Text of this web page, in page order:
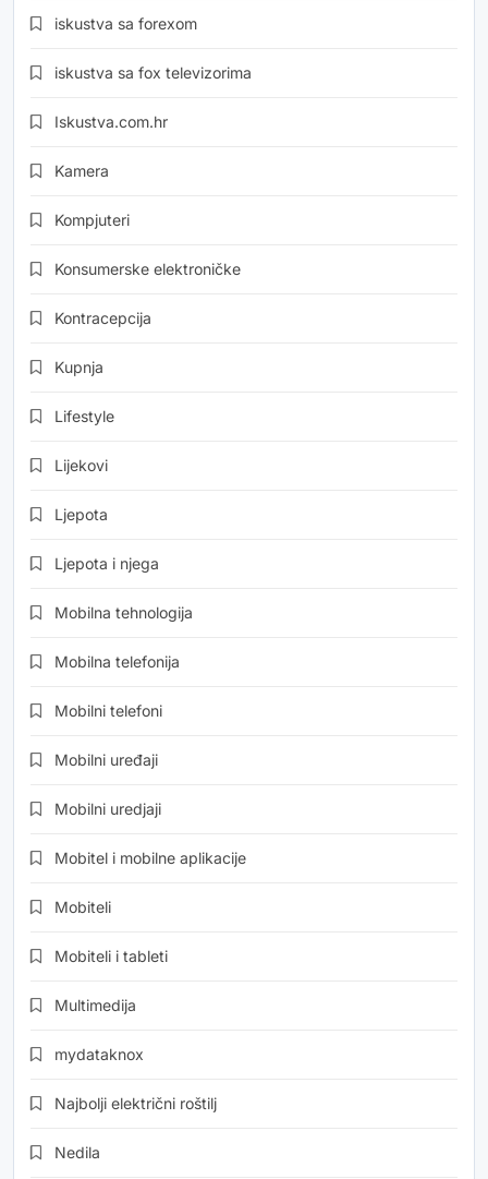
iskustva sa forexom
iskustva sa fox televizorima
Iskustva.com.hr
Kamera
Kompjuteri
Konsumerske elektroničke
Kontracepcija
Kupnja
Lifestyle
Lijekovi
Ljepota
Ljepota i njega
Mobilna tehnologija
Mobilna telefonija
Mobilni telefoni
Mobilni uređaji
Mobilni uredjaji
Mobitel i mobilne aplikacije
Mobiteli
Mobiteli i tableti
Multimedija
mydataknox
Najbolji električni roštilj
Nedila